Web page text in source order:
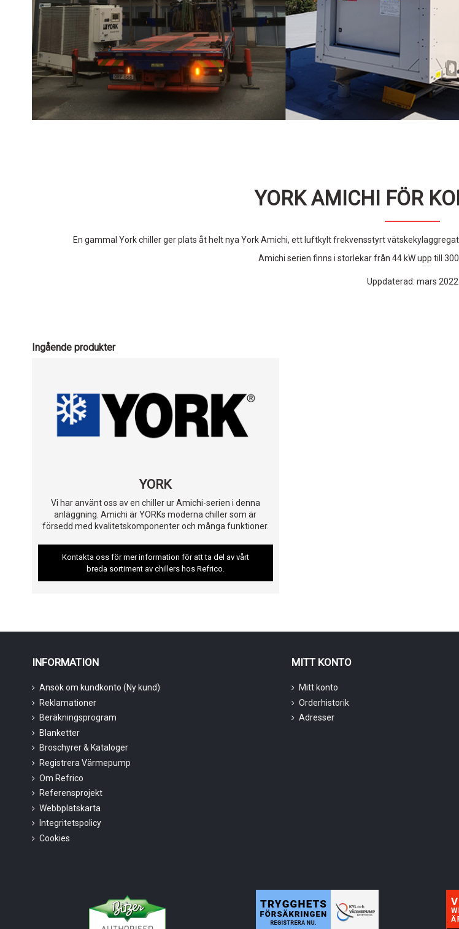
YORK AMICHI FÖR
En gammal York chiller ger plats åt helt nya York Amichi, ett luftkylt frekvensstyrt
Amichi serien finns i storlekar från 44 kW upp till
Uppdaterad: mars 2022
Ingående produkter
YORK
Vi har använt oss av en chiller ur Amichi-serien i denna
anläggning. Amichi är YORKs moderna chiller som är
försedd med kvalitetskomponenter och många funktioner.
Kontakta oss för mer information för att ta del av vårt
breda sortiment av chillers hos Refrico.
INFORMATION
Ansök om kundkonto (Ny kund)
Reklamationer
Beräkningsprogram
Blanketter
Broschyrer & Kataloger
Registrera Värmepump
Om Refrico
Referensprojekt
Webbplatskarta
Integritetspolicy
Cookies
MITT KONTO
Mitt konto
Orderhistorik
Adresser